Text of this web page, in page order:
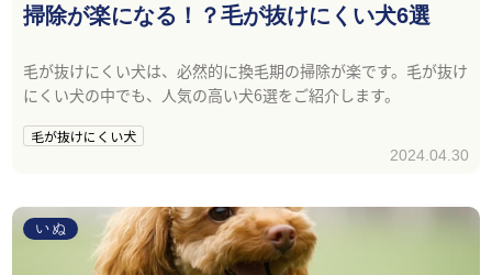
掃除が楽になる！？毛が抜けにくい犬6選
毛が抜けにくい犬は、必然的に換毛期の掃除が楽です。毛が抜け
にくい犬の中でも、人気の高い犬6選をご紹介します。
毛が抜けにくい犬
2024.04.30
いぬ